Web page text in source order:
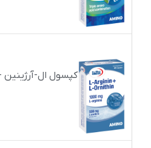
کپسول ال-آرژینین